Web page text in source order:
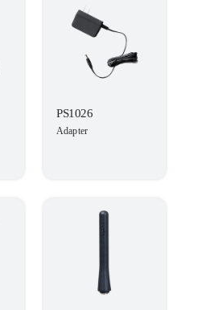
PS1026
Adapter